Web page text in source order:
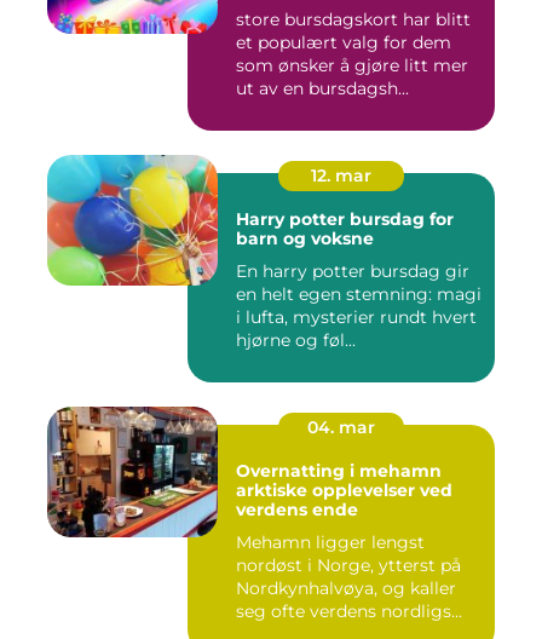
store bursdagskort har blitt
et populært valg for dem
som ønsker å gjøre litt mer
ut av en bursdagsh...
12. mar
Harry potter bursdag for
barn og voksne
En harry potter bursdag gir
en helt egen stemning: magi
i lufta, mysterier rundt hvert
hjørne og føl...
04. mar
Overnatting i mehamn
arktiske opplevelser ved
verdens ende
Mehamn ligger lengst
nordøst i Norge, ytterst på
Nordkynhalvøya, og kaller
seg ofte verdens nordligs...